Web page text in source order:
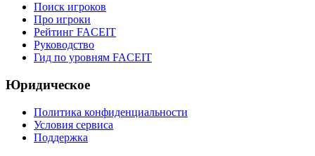
Поиск игроков
Про игроки
Рейтинг FACEIT
Руководство
Гид по уровням FACEIT
Юридическое
Политика конфиденциальности
Условия сервиса
Поддержка